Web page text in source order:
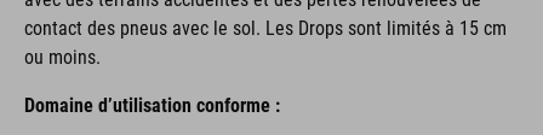
contact des pneus avec le sol. Les Drops sont limités à 15 cm
ou moins.
Domaine d’utilisation conforme :